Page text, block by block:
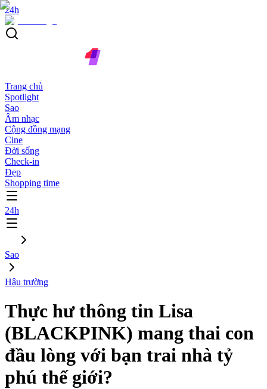
24h
Trang chủ
Spotlight
Sao
Âm nhạc
Cộng đồng mạng
Cine
Đời sống
Check-in
Đẹp
Shopping time
24h
Sao
Hậu trường
Thực hư thông tin Lisa
(BLACKPINK) mang thai con
đầu lòng với bạn trai nhà tỷ
phú thế giới?